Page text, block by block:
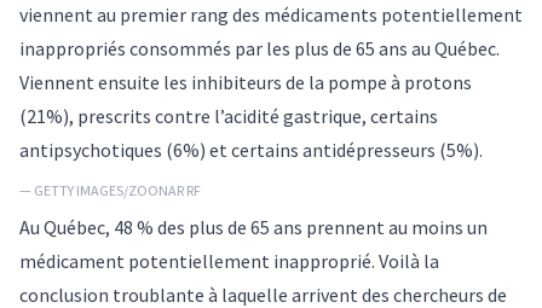
viennent au premier rang des médicaments potentiellement
inappropriés consommés par les plus de 65 ans au Québec.
Viennent ensuite les inhibiteurs de la pompe à protons
(21%), prescrits contre l’acidité gastrique, certains
antipsychotiques (6%) et certains antidépresseurs (5%).
— GETTY IMAGES/ZOONAR RF
Au Québec, 48 % des plus de 65 ans prennent au moins un
médicament potentiellement inapproprié. Voilà la
conclusion troublante à laquelle arrivent des chercheurs de